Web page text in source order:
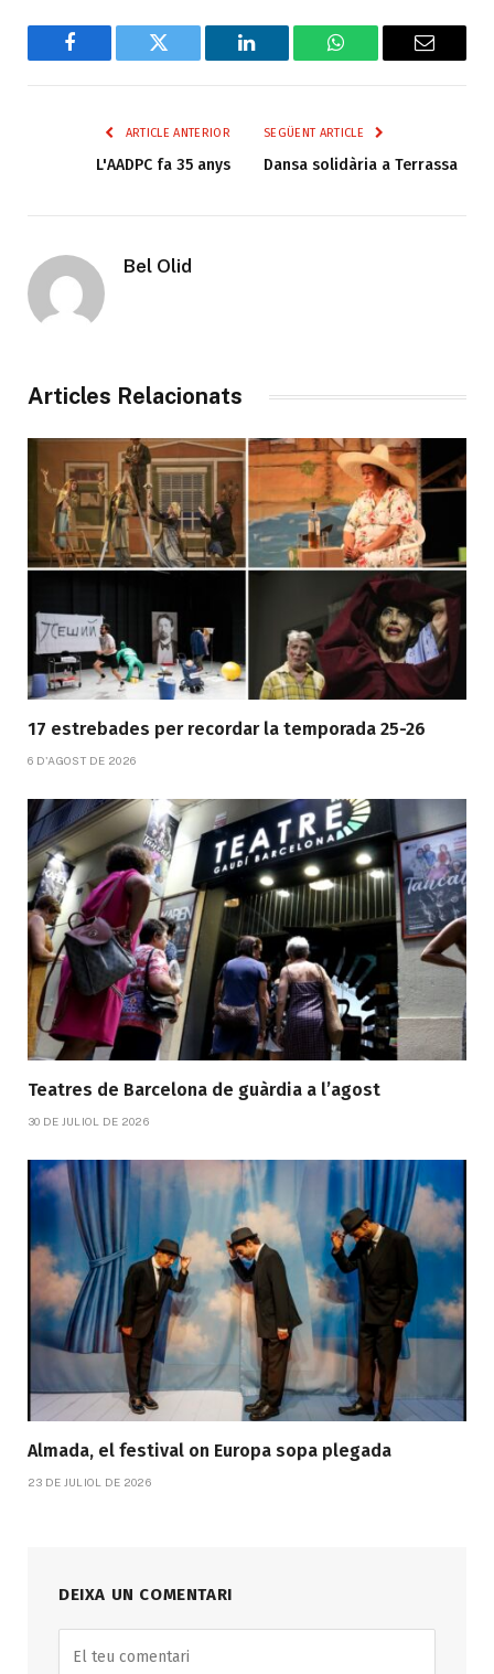
Facebook Twitter LinkedIn WhatsAppEmail
ARTICLE ANTERIOR
L'AADPC fa 35 anys
SEGÜENT ARTICLE
Dansa solidària a Terrassa
Bel Olid
Articles Relacionats
17 estrebades per recordar la temporada 25-26
6 D'AGOST DE 2026
Teatres de Barcelona de guàrdia a l’agost
30 DE JULIOL DE 2026
Almada, el festival on Europa sopa plegada
23 DE JULIOL DE 2026
DEIXA UN COMENTARI